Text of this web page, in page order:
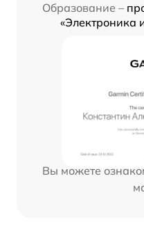
Образование –
«Электроника
Вы можете